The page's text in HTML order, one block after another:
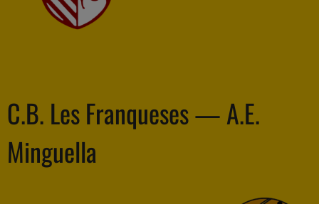
C.B. Les Franqueses — A.E.
Minguella